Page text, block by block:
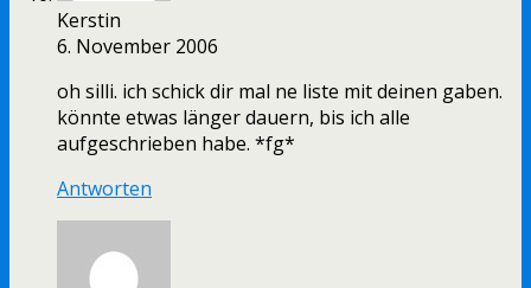
Kerstin
6. November 2006
oh silli. ich schick dir mal ne liste mit deinen gaben.
könnte etwas länger dauern, bis ich alle
aufgeschrieben habe. *fg*
Antworten